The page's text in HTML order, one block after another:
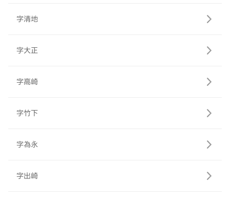
字清地
字大正
字高崎
字竹下
字為永
字出崎